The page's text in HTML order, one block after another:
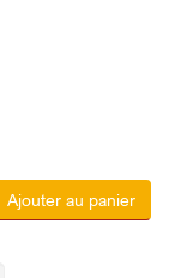
Ajouter au panier